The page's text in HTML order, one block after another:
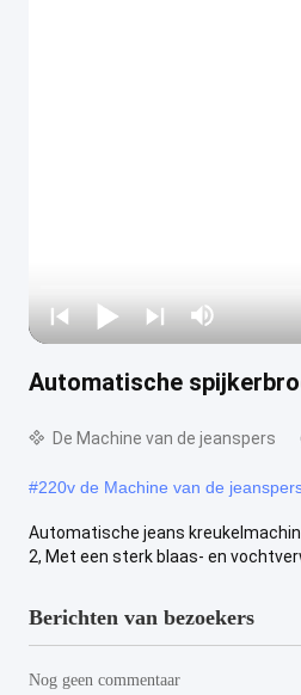
Automatische
De Machine van de jeanspers
#220v de Machine van de
Automatische jeans
2, Met een sterk blaas- en
Berichten van bezoekers
Nog geen commentaar